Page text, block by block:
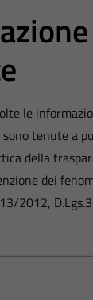
le
tenute a
della
dei
2012,